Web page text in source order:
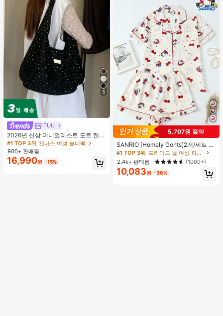
5
TUU
2026년 신상 미니멀리스트 도트 캔버
스 토트백, 대용량 캐주얼 다용도 통근
숄더 핸드백
#1 TOP 3위 캔버스 여성 숄더백
900+ 판매됨
16,990원 -15%
5,707원 절약
SANRIO [Homely Gents]2개/세트 여
성 프린트 라펠 반팔 버튼 포켓 상의
및 보우 반바지 잠옷 세트, 캐주얼 홈
웨어, 봄/여름에 적합
#1 TOP 3위
프라이드 월 여성 파자마 세트
높은 재방문 고객
거의 매진!
#1 TOP 3위
프라이드 월 여성 파자마 세트
높은 재방문 고객
거의 매진!
#1 TOP 3위
프라이드 월 여성 파자마 세트
높은 재방문 고객
거의 매진!
#1 TOP 3위
2.4k+ 판매됨 (1000+)
10,083원 -36%